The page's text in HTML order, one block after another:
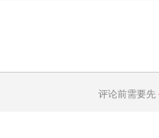
评论前需要先